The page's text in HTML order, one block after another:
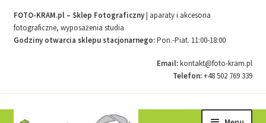
FOTO-KRAM.pl – Sklep Fotograficzny| aparaty i akcesoria
fotograficzne, wyposażenia studia
Godziny otwarcia sklepu stacjonarnego:Pon.-Piat. 11:00-18:00
Email:kontakt@foto-kram.pl
Telefon:+48 502 769 339